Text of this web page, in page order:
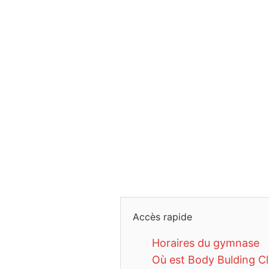
Accès rapide
Horaires du gymnase
Où est Body Bulding